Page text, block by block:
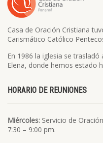
Casa de Oración Cristiana
Carismático Católico
En 1986 la iglesia se
Elena, donde hemos estado
HORARIO DE REUNIONES
Miércoles: Servicio de Oración
7:30 – 9:00 pm.